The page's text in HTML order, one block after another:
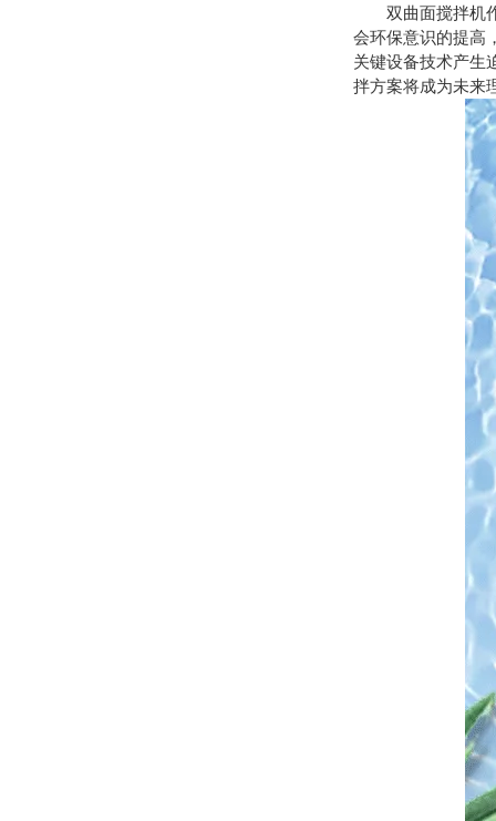
双曲面搅拌机作
会环保意识的提高
关键设备技术产生
拌方案将成为未来